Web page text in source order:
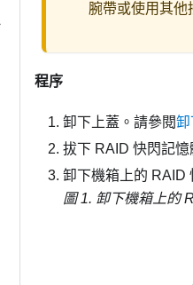
腕帶或使用其他
程序
卸下上蓋。請參閱卸
拔下 RAID 快閃記憶
卸下機箱上的 RAID
圖 1. 卸下機箱上的